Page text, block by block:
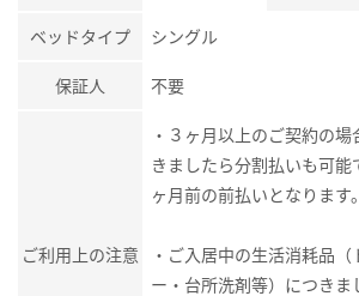
ベッドタイプ シングル
保証人 不要
ご利用上の注意
・３ヶ月以上のご契約の
きましたら分割払いも可能
ヶ月前の前払いとなります
・ご入居中の生活消耗品
ー・台所洗剤等）につきま